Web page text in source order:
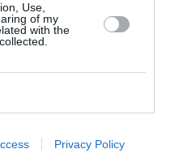
Use,
of my
with the
Privacy Policy
9 octobre 2014 - 23 h
19 min
? Vous préférez les
votre bénédiction !
RÉPONDRE